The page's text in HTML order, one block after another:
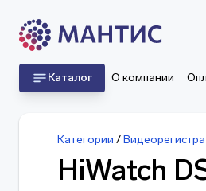
Каталог О компании
Категории /
HiWatch